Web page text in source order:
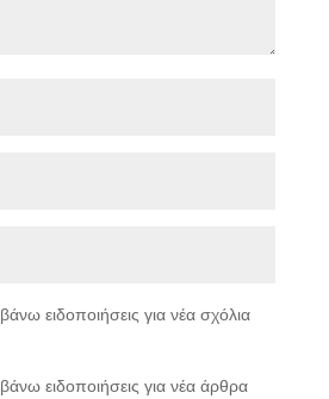
ειδοποιήσεις για νέα σχόλια
ειδοποιήσεις για νέα άρθρα